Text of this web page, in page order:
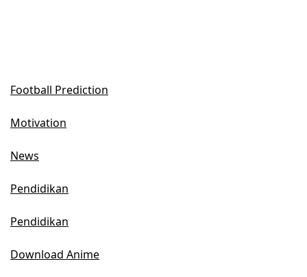
Football Prediction
Motivation
News
Pendidikan
Pendidikan
Download Anime